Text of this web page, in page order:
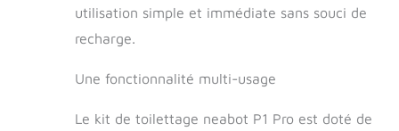
l'animal se sente à l'aise, plus peur de
recommandons de prendre soin de
brosse avant de couper les poils
compagnie avec de petites collations
utilisation simple et immédiate sans souci de
recharge.
Une fonctionnalité multi-usage
Le kit de toilettage neabot P1 Pro est doté de